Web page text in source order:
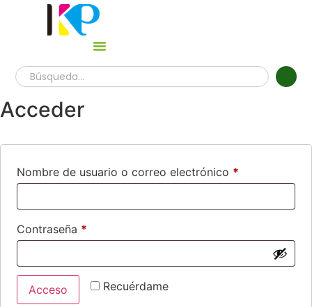
Acceder
Nombre de usuario o correo electrónico *
Contraseña *
Recuérdame
Acceso